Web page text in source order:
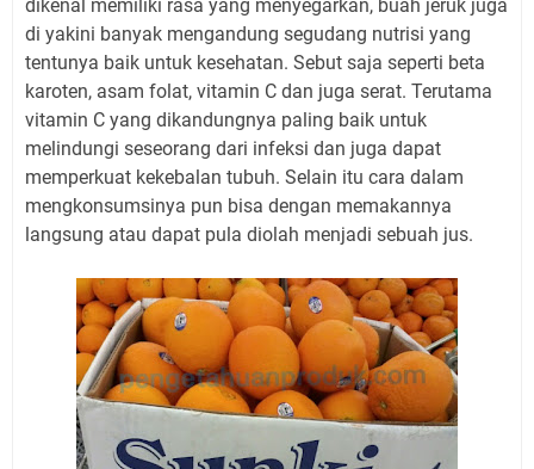
dikenal memiliki rasa yang menyegarkan, buah jeruk juga
di yakini banyak mengandung segudang nutrisi yang
tentunya baik untuk kesehatan. Sebut saja seperti beta
karoten, asam folat, vitamin C dan juga serat. Terutama
vitamin C yang dikandungnya paling baik untuk
melindungi seseorang dari infeksi dan juga dapat
memperkuat kekebalan tubuh. Selain itu cara dalam
mengkonsumsinya pun bisa dengan memakannya
langsung atau dapat pula diolah menjadi sebuah jus.